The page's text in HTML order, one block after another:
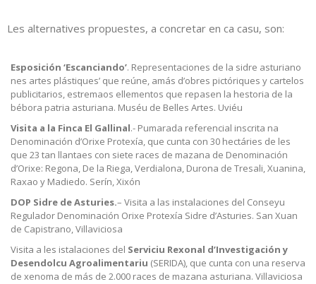
Les alternatives propuestes, a concretar en ca casu, son:
Esposición ‘Escanciando’. Representaciones de la sidre asturiano
nes artes plástiques’ que reúne, amás d’obres pictóriques y cartelos
publicitarios, estremaos ellementos que repasen la hestoria de la
bébora patria asturiana. Muséu de Belles Artes. Uviéu
Visita a la Finca El Gallinal.- Pumarada referencial inscrita na
Denominación d’Orixe Protexía, que cunta con 30 hectáries de les
que 23 tan llantaes con siete races de mazana de Denominación
d’Orixe: Regona, De la Riega, Verdialona, Durona de Tresali, Xuanina,
Raxao y Madiedo. Serín, Xixón
DOP Sidre de Asturies.– Visita a las instalaciones del Conseyu
Regulador Denominación Orixe Protexía Sidre d’Asturies. San Xuan
de Capistrano, Villaviciosa
Visita a les istalaciones del Serviciu Rexonal d’Investigación y
Desendolcu Agroalimentariu (SERIDA), que cunta con una reserva
de xenoma de más de 2.000 races de mazana asturiana. Villaviciosa